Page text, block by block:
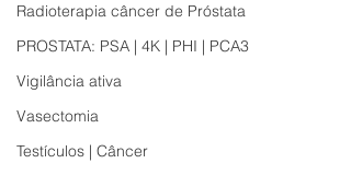
Radioterapia câncer de Próstata
PROSTATA: PSA | 4K | PHI | PCA3
Vigilância ativa
Vasectomia
Testículos | Câncer